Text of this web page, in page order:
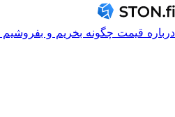
درباره قیمت چگونه بخریم و بفروشیم